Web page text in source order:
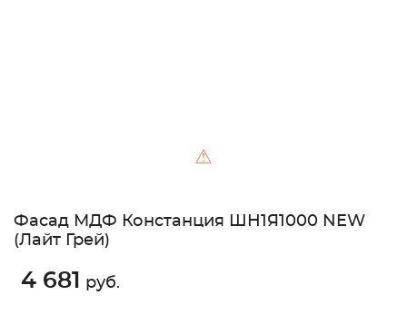
⚠
Фасад МДФ Констанция ШН1Я1000 NEW
(Лайт Грей)
4 681 руб.